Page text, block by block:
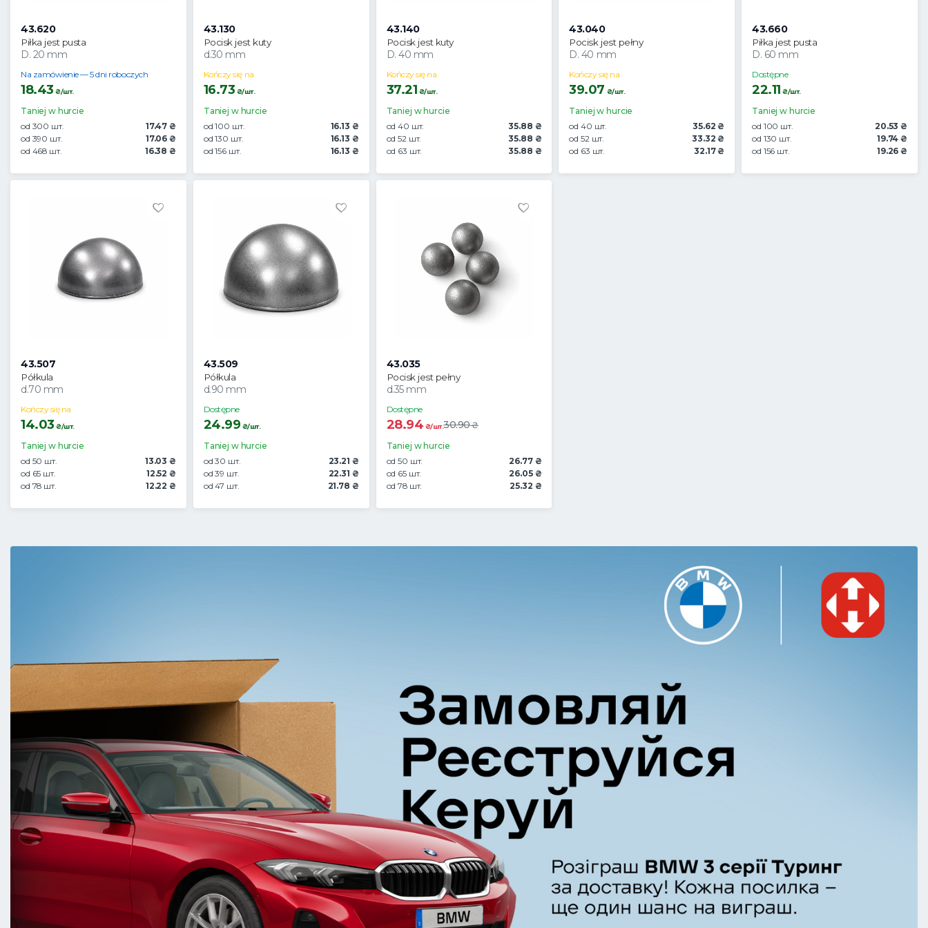
43.620
Piłka jest pusta
D. 20 mm
Na zamówienie — 5 dni roboczych
18.43 ₴/шт.
Taniej w hurcie
od 300 шт.
17.47 ₴
od 390 шт.
17.06 ₴
od 468 шт.
16.38 ₴
43.130
Pocisk jest kuty
d.30 mm
Kończy się na
16.73 ₴/шт.
Taniej w hurcie
od 100 шт.
16.13 ₴
od 130 шт.
16.13 ₴
od 156 шт.
16.13 ₴
43.140
Pocisk jest kuty
D. 40 mm
Kończy się na
37.21 ₴/шт.
Taniej w hurcie
od 40 шт.
35.88 ₴
od 52 шт.
35.88 ₴
od 63 шт.
35.88 ₴
43.040
Pocisk jest pełny
D. 40 mm
Kończy się na
39.07 ₴/шт.
Taniej w hurcie
od 40 шт.
35.62 ₴
od 52 шт.
33.32 ₴
od 63 шт.
32.17 ₴
43.660
Piłka jest pusta
D. 60 mm
Dostępne
22.11 ₴/шт.
Taniej w hurcie
od 100 шт.
20.53 ₴
od 130 шт.
19.74 ₴
od 156 шт.
19.26 ₴
43.507
Półkula
d.70 mm
Kończy się na
14.03 ₴/шт.
Taniej w hurcie
od 50 шт.
13.03 ₴
od 65 шт.
12.52 ₴
od 78 шт.
12.22 ₴
43.509
Półkula
d.90 mm
Dostępne
24.99 ₴/шт.
Taniej w hurcie
od 30 шт.
23.21 ₴
od 39 шт.
22.31 ₴
od 47 шт.
21.78 ₴
43.035
Pocisk jest pełny
d.35 mm
Dostępne
28.94 ₴/шт.30.90₴
Taniej w hurcie
od 50 шт.
26.77 ₴
od 65 шт.
26.05 ₴
od 78 шт.
25.32 ₴